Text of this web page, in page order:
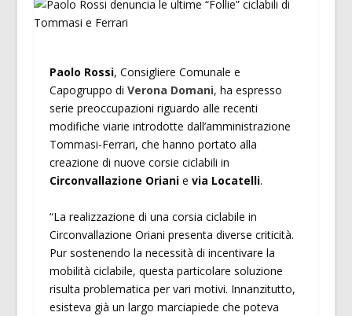
Paolo Rossi, Consigliere Comunale e
Capogruppo di Verona Domani, ha espresso
serie preoccupazioni riguardo alle recenti
modifiche viarie introdotte dall’amministrazione
Tommasi-Ferrari, che hanno portato alla
creazione di nuove corsie ciclabili in
Circonvallazione Orianie via Locatelli.
“La realizzazione di una corsia ciclabile in
Circonvallazione Oriani presenta diverse criticità.
Pur sostenendo la necessità di incentivare la
mobilità ciclabile, questa particolare soluzione
risulta problematica per vari motivi. Innanzitutto,
esisteva già un largo marciapiede che poteva